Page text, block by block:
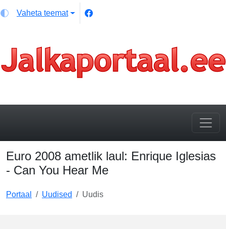
Vaheta teemat
Euro 2008 ametlik laul: Enrique Iglesias
- Can You Hear Me
Portaal Uudised Uudis